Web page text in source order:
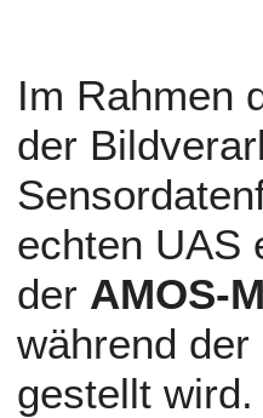
Im Rahmen
der
echten UAS
der AMOS-M
während
gestellt wird.